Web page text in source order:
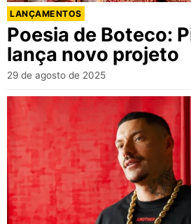
LANÇAMENTOS
Poesia de Boteco:
lança novo projeto
29 de agosto de 2025